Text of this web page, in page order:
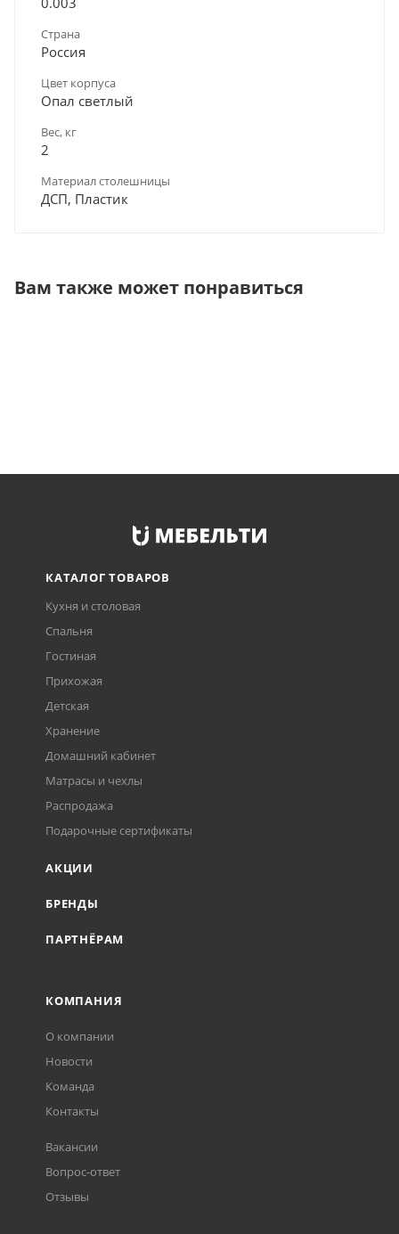
Страна
Россия
Цвет корпуса
Опал светлый
Вес, кг
2
Материал столешницы
ДСП, Пластик
Вам также может понравиться
КАТАЛОГ ТОВАРОВ
Кухня и столовая
Спальня
Гостиная
Прихожая
Детская
Хранение
Домашний кабинет
Матрасы и чехлы
Распродажа
Подарочные сертификаты
АКЦИИ
БРЕНДЫ
ПАРТНЁРАМ
КОМПАНИЯ
О компании
Новости
Команда
Контакты
Вакансии
Вопрос-ответ
Отзывы